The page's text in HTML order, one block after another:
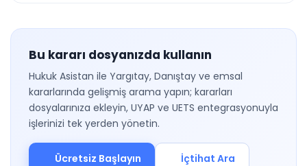
Bu kararı dosyanızda kullanın
Hukuk Asistan ile Yargıtay, Danıştay ve emsal
kararlarında gelişmiş arama yapın; kararları
dosyalarınıza ekleyin, UYAP ve UETS entegrasyonuyla
işlerinizi tek yerden yönetin.
Ücretsiz Başlayın İçtihat Ara